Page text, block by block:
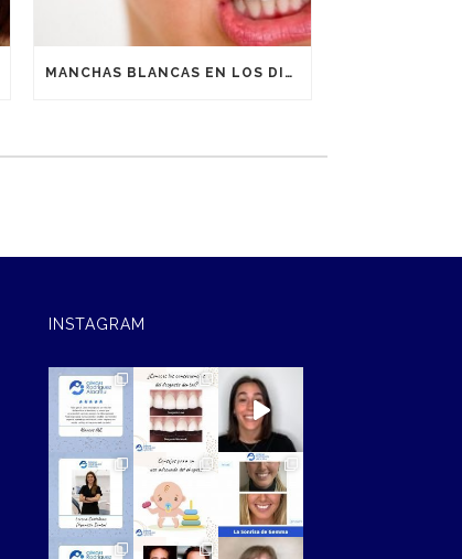
MANCHAS BLANCAS EN LOS DIENTES: ¿CÓMO ELIMINARLAS?
INSTAGRAM